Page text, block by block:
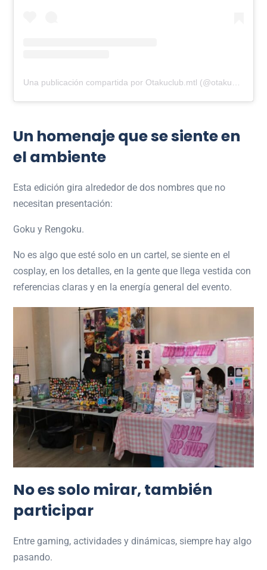
Un homenaje que se siente en
el ambiente
Esta edición gira alrededor de dos nombres que no
necesitan presentación:
Goku y Rengoku.
No es algo que esté solo en un cartel, se siente en el
cosplay, en los detalles, en la gente que llega vestida con
referencias claras y en la energía general del evento.
No es solo mirar, también
participar
Entre gaming, actividades y dinámicas, siempre hay algo
pasando.